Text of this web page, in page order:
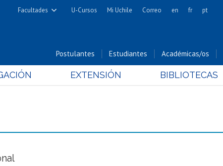
Facultades
Cs. Físicas y Matemáticas
Cs. Forestales y Conservación
Cs. Químicas y Farmacéuticas
Cs. Sociales
U-Cursos Mi Uchile Correo en fr pt
Postulantes Estudiantes Académicas/os
EXTENSIÓN BIBLIOTECAS